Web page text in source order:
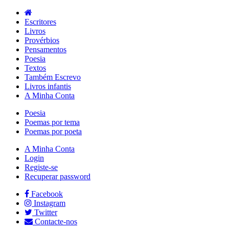
Escritores
Livros
Provérbios
Pensamentos
Poesia
Textos
Também Escrevo
Livros infantis
A Minha Conta
Poesia
Poemas por tema
Poemas por poeta
A Minha Conta
Login
Registe-se
Recuperar password
Facebook
Instagram
Twitter
Contacte-nos